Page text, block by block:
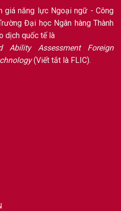
giá năng lực Ngoại ngữ - Công
Đại học Ngân hàng Thành
dịch quốc tế là
Ability Assessment Foreign
(Viết tắt là FLIC).